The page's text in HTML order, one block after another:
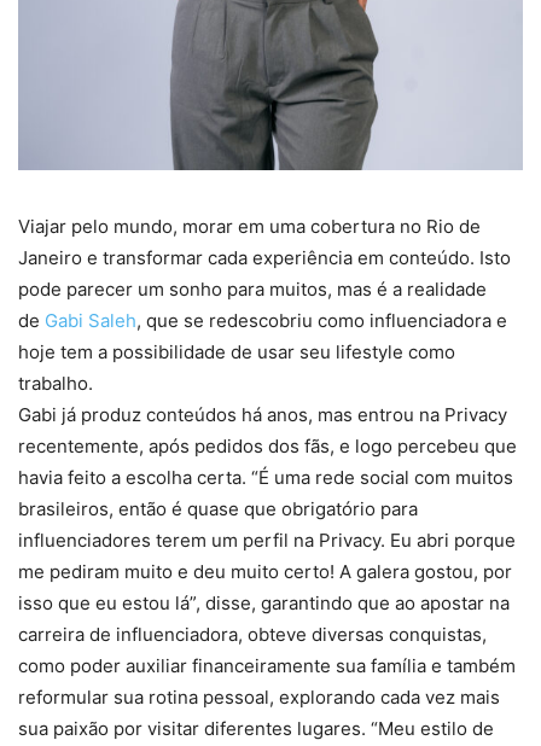
Viajar pelo mundo, morar em uma cobertura no Rio de
Janeiro e transformar cada experiência em conteúdo. Isto
pode parecer um sonho para muitos, mas é a realidade
de Gabi Saleh, que se redescobriu como influenciadora e
hoje tem a possibilidade de usar seu lifestyle como
trabalho.
Gabi já produz conteúdos há anos, mas entrou na Privacy
recentemente, após pedidos dos fãs, e logo percebeu que
havia feito a escolha certa. “É uma rede social com muitos
brasileiros, então é quase que obrigatório para
influenciadores terem um perfil na Privacy. Eu abri porque
me pediram muito e deu muito certo! A galera gostou, por
isso que eu estou lá”, disse, garantindo que ao apostar na
carreira de influenciadora, obteve diversas conquistas,
como poder auxiliar financeiramente sua família e também
reformular sua rotina pessoal, explorando cada vez mais
sua paixão por visitar diferentes lugares. “Meu estilo de